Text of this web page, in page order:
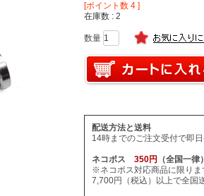
[ポイント数 4 ]
在庫数
2
配送方法と送料
14時までのご注文受付で即
ネコポス 350円
（全国一律）
※ネコポス対応商品に限りま
7,700円（税込）以上で全国